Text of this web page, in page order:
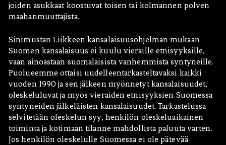
joiden asukkaat koostuvat toisen tai kolmannen polven
maahanmuuttajista.
Sinimustan Liikkeen kansalaisuusohjelman mukaan
Suomen kansalaisuus ei kuulu vieraille etnisyyksille,
vaan ainoastaan suomalaisista vanhemmista syntyneille.
Puolueemme ottaisi uudelleentarkasteltavaksi kaikki
vuoden 1990 ja sen jälkeen myönnetyt kansalaisuudet,
oleskeluluvat ja myös vieraiden etnisyyksien Suomessa
syntyneiden jälkeläisten kansalaisuudet. Tarkastelussa
selvitetään oleskelun syy, henkilön oleskeluaikainen
toiminta ja kotimaan tilanne mahdollista paluuta varten.
Jos henkilön oleskelulle Suomessa ei ole pätevää